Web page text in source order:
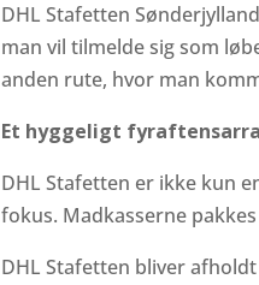
DHL Stafetten
man vil tilmelde sig som
anden rute, hvor man
Et hyggeligt
DHL Stafetten er ikke kun
fokus. Madkasserne
DHL Stafetten bliver